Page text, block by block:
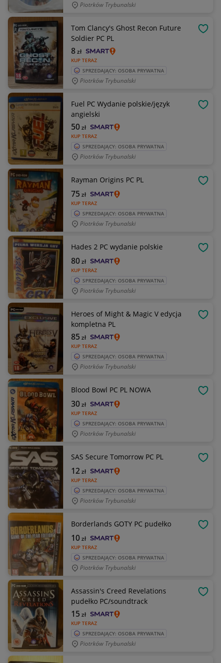
Piotrków Trybunalski
Tom Clancy's Ghost Recon Future
Soldier PC PL
KUP TERAZ
8zł
SPRZEDAJĄCY: OSOBA PRYWATNA
Piotrków Trybunalski
Fuel PC Wydanie polskie/język
angielski
KUP TERAZ
50zł
SPRZEDAJĄCY: OSOBA PRYWATNA
Piotrków Trybunalski
Rayman Origins PC PL
KUP TERAZ
75zł
SPRZEDAJĄCY: OSOBA PRYWATNA
Piotrków Trybunalski
Hades 2 PC wydanie polskie
KUP TERAZ
80zł
SPRZEDAJĄCY: OSOBA PRYWATNA
Piotrków Trybunalski
Heroes of Might & Magic V edycja
kompletna PL
KUP TERAZ
85zł
SPRZEDAJĄCY: OSOBA PRYWATNA
Piotrków Trybunalski
Blood Bowl PC PL NOWA
KUP TERAZ
30zł
SPRZEDAJĄCY: OSOBA PRYWATNA
Piotrków Trybunalski
SAS Secure Tomorrow PC PL
KUP TERAZ
12zł
SPRZEDAJĄCY: OSOBA PRYWATNA
Piotrków Trybunalski
Borderlands GOTY PC pudełko
KUP TERAZ
10zł
SPRZEDAJĄCY: OSOBA PRYWATNA
Piotrków Trybunalski
Assassin's Creed Revelations
pudełko PC/soundtrack
KUP TERAZ
15zł
SPRZEDAJĄCY: OSOBA PRYWATNA
Piotrków Trybunalski